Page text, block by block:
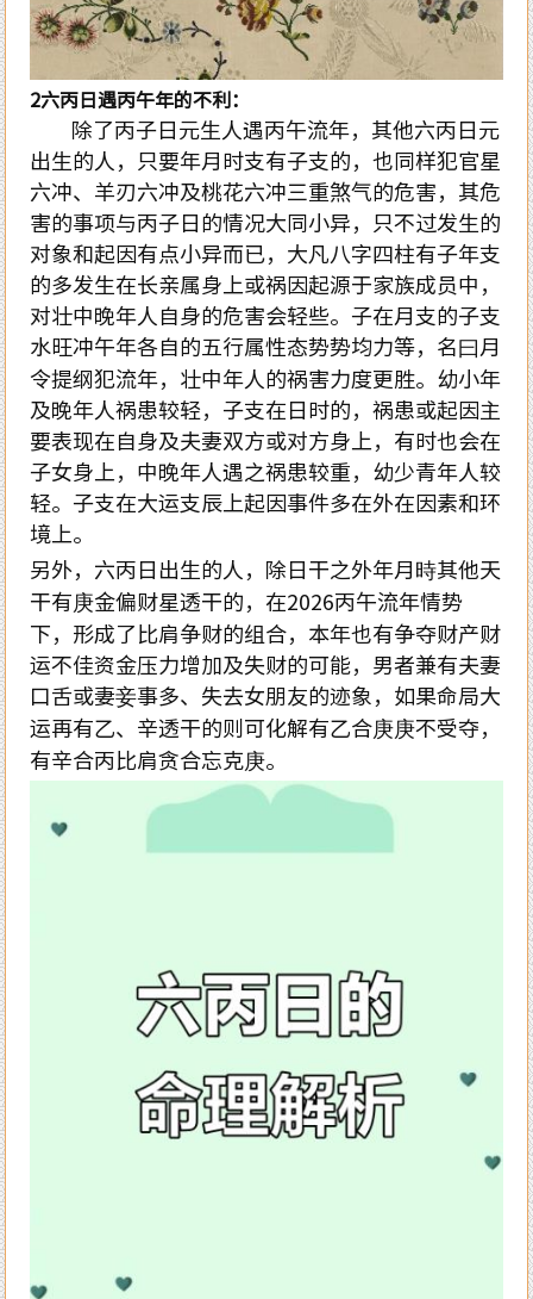
2六丙日遇丙午年的不利：
除了丙子日元生人遇丙午流年，其他六丙日元
出生的人，只要年月时支有子支的，也同样犯官星
六冲、羊刃六冲及桃花六冲三重煞气的危害，其危
害的事项与丙子日的情况大同小异，只不过发生的
对象和起因有点小异而已，大凡八字四柱有子年支
的多发生在长亲属身上或祸因起源于家族成员中，
对壮中晚年人自身的危害会轻些。子在月支的子支
水旺冲午年各自的五行属性态势势均力等，名曰月
令提纲犯流年，壮中年人的祸害力度更胜。幼小年
及晚年人祸患较轻，子支在日时的，祸患或起因主
要表现在自身及夫妻双方或对方身上，有时也会在
子女身上，中晚年人遇之祸患较重，幼少青年人较
轻。子支在大运支辰上起因事件多在外在因素和环
境上。
另外，六丙日出生的人，除日干之外年月時其他天
干有庚金偏财星透干的，在2026丙午流年情势
下，形成了比肩争财的组合，本年也有争夺财产财
运不佳资金压力增加及失财的可能，男者兼有夫妻
口舌或妻妾事多、失去女朋友的迹象，如果命局大
运再有乙、辛透干的则可化解有乙合庚庚不受夺，
有辛合丙比肩贪合忘克庚。